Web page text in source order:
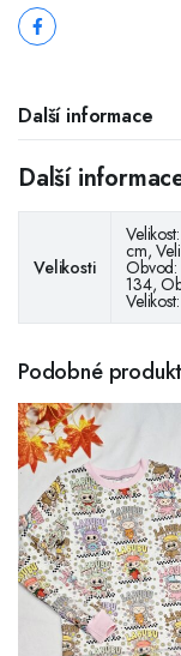
Další informace
Další
Velikosti
cm,
Obvod:
134,
Podobné